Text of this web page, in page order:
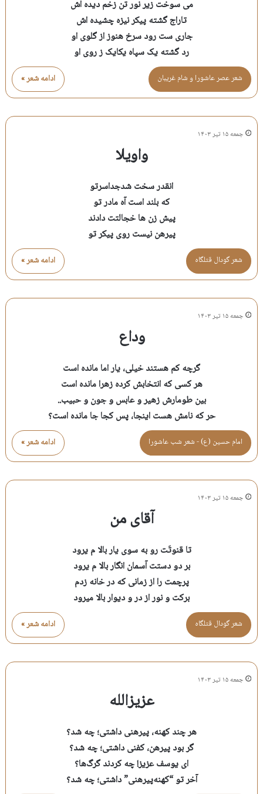
می سوخت زیر نور تن زخم دیده اش
تاراج گشته پیکر نیزه چشیده اش
جاری ست رود سرخ هنوز از گلوی او
رد گشته یک سپاه یکایک ز روی او
ادامه شعر » شعر عصر عاشورا و شام غريبان
جمعه ۱۵ تیر ۱۴۰۳
واویلا
انقدر سخت شدجداسرتو
که بلند است آه مادر تو
پیش زن ها خجالتت دادند
پیرهن نیست روی پیکر تو
ادامه شعر » شعر گودال قتلگاه
جمعه ۱۵ تیر ۱۴۰۳
وداع
گرچه کم هستند خیلی، یار اما مانده است
هر کسی که انتخابش کرده زهرا مانده است
بین طومارش زهیر و عابس و جون و حبیب..
حر که نامش هست اینجا، پس کجا جا مانده است؟
ادامه شعر » امام حسين (ع) - شعر شب عاشورا
جمعه ۱۵ تیر ۱۴۰۳
آقای من
تا قنوتَت رو به سوی یار بالا م یرود
بر دو دستت آسمان انگار بالا م یرود
پرچمت را از زمانی که در خانه زدم
برکت و نور از در و دیوار بالا میرود
ادامه شعر » شعر گودال قتلگاه
جمعه ۱۵ تیر ۱۴۰۳
عزیزالله
هر چند کهنه، پیرهنی داشتی؛ چه شد؟
گر بود پیرهن، کفنی داشتی؛ چه شد؟
ای یوسف عزیز! چه کردند گرگ‌ها؟
آخر تو “کهنه‌پیرهنی” داشتی؛ چه شد؟